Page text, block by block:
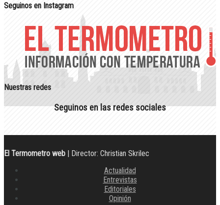
Seguinos en Instagram
Nuestras redes
Seguinos en las redes sociales
El Termometro web | Director: Christian Skrilec
Actualidad
Entrevistas
Editoriales
Opinión